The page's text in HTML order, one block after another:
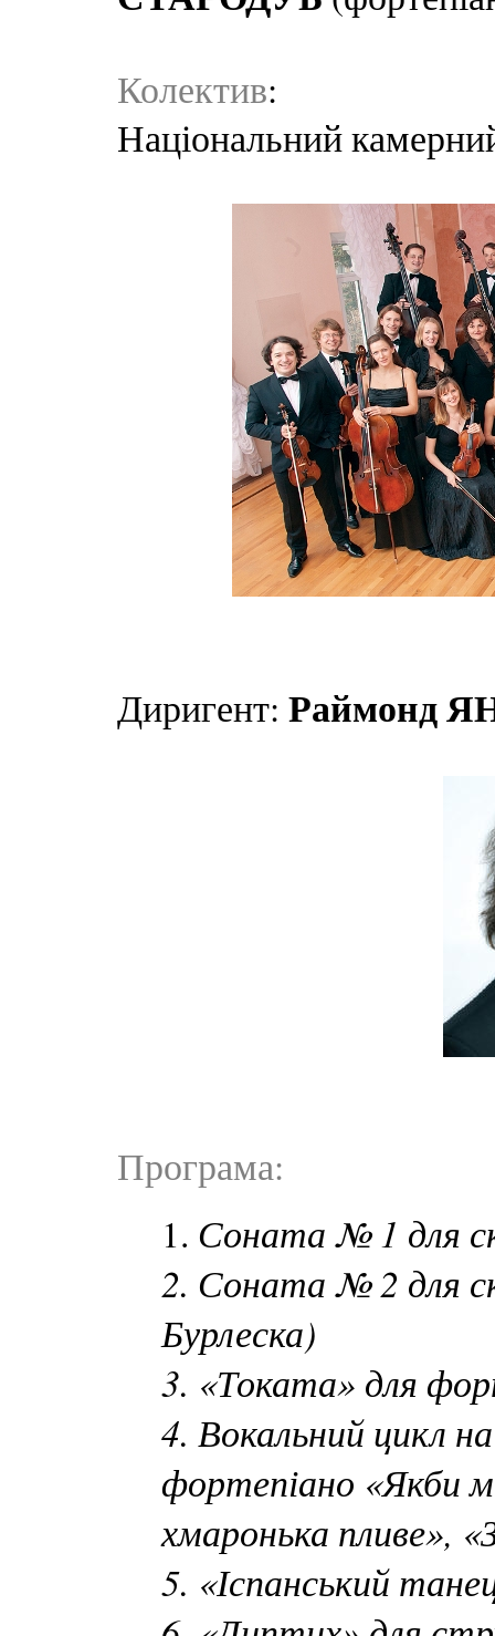
Колектив:
Національний
Диригент: Раймонд
Програма:
1. Соната № 1 для
2. Соната № 2 для
Бурлеска)
3. «Токата» для
4. Вокальний цикл
фортепіано «Якби
хмаронька пливе»,
5. «Іспанський